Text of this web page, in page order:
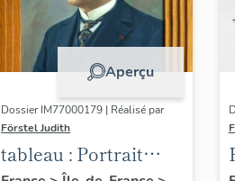
Aperçu
Dossier IM77000179 | Réalisé par
Förstel Judith
tableau : Portrait